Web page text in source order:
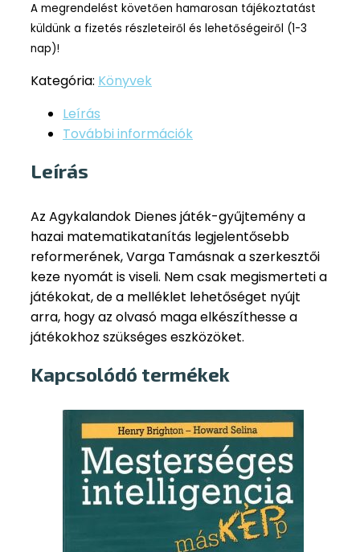
A megrendelést követően hamarosan tájékoztatást
küldünk a fizetés részleteiről és lehetőségeiről (1-3
nap)!
Kategória: Könyvek
Leírás
További információk
Leírás
Az Agykalandok Dienes játék-gyűjtemény a
hazai matematikatanítás legjelentősebb
reformerének, Varga Tamásnak a szerkesztői
keze nyomát is viseli. Nem csak megismerteti a
játékokat, de a melléklet lehetőséget nyújt
arra, hogy az olvasó maga elkészíthesse a
játékokhoz szükséges eszközöket.
Kapcsolódó termékek